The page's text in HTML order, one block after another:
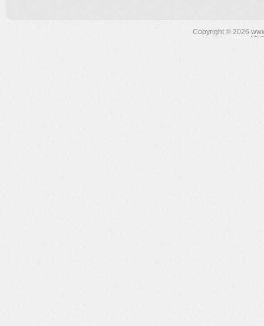
Copyright © 2026